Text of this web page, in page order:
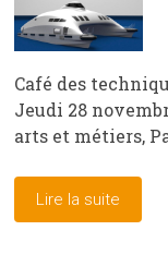
Café des
Jeudi 28
arts et métiers,
Lire la suite